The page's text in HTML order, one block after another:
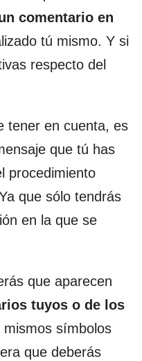
comentario en
tú mismo. Y si
respecto del
tener en cuenta, es
que tú has
procedimiento
que sólo tendrás
en la que se
que aparecen
tuyos o de los
mismos símbolos
que deberás